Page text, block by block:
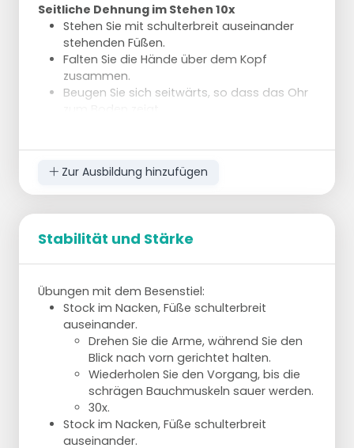
Seitliche Dehnung im Stehen 10x
Stehen Sie mit schulterbreit auseinander
stehenden Füßen.
Falten Sie die Hände über dem Kopf
zusammen.
Beugen Sie sich seitwärts, so dass das Ohr
Gehen Sie langsam in die Position und
halten Sie die Dehnung 5 Sekunden lang.
Setzen Sie sich auf die Knie, die Knie sind
hüftbreit auseinander und die Zehen stehen
auf dem Boden.
Legen Sie die Hände unter dem Gesäß auf
die Oberschenkel.
Beugen Sie den Rücken, so dass der
Brustkorb nach vorne kommt.
Spannen Sie die Bauchmuskeln an.
Zur Ausbildung hinzufügen
Stabilität und Stärke
Übungen mit dem Besenstiel:
Stock im Nacken, Füße schulterbreit
auseinander.
Drehen Sie die Arme, während Sie den
Blick nach vorn gerichtet halten.
Wiederholen Sie den Vorgang, bis die
schrägen Bauchmuskeln sauer werden.
30x.
Stock im Nacken, Füße schulterbreit
auseinander.